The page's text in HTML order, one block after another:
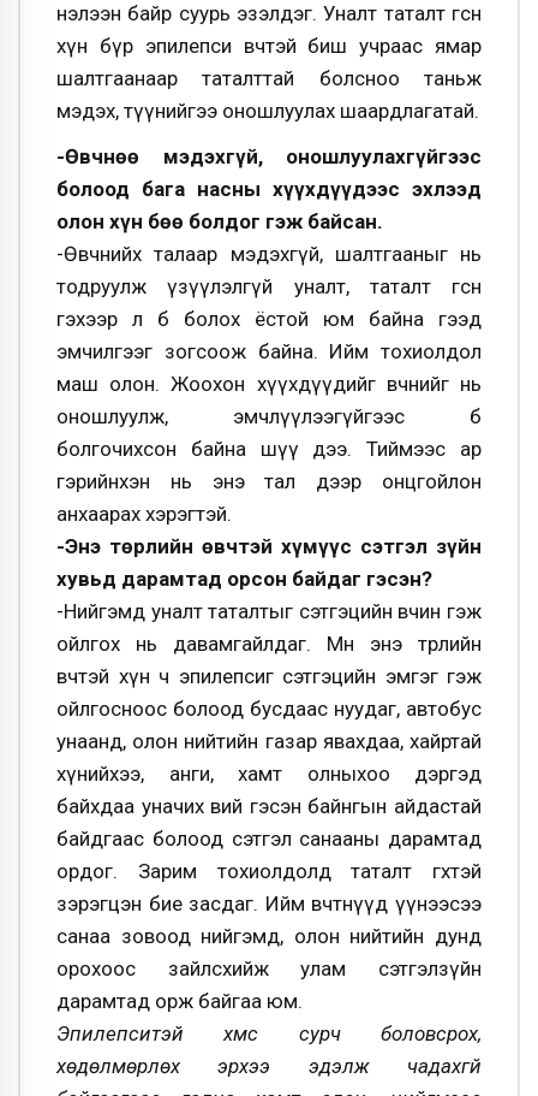
нэлээн байр суурь эзэлдэг. Уналт таталт өгсөн
хүн бүр эпилепси өвчтэй биш учраас ямар
шалтгаанаар таталттай болсноо таньж
мэдэх, түүнийгээ оношлуулах шаардлагатай.
-Өвчнөө мэдэхгүй, оношлуулахгүйгээс
болоод бага насны хүүхдүүдээс эхлээд
олон хүн бөө болдог гэж байсан.
-Өвчнийхөө талаар мэдэхгүй, шалтгааныг нь
тодруулж үзүүлэлгүй уналт, таталт өгсөн
гэхээр л бөө болох ёстой юм байна гээд
эмчилгээг зогсоож байна. Ийм тохиолдол
маш олон. Жоохон хүүхдүүдийг өвчнийг нь
оношлуулж, эмчлүүлээгүйгээс бөө
болгочихсон байна шүү дээ. Тиймээс ар
гэрийнхэн нь энэ тал дээр онцгойлон
анхаарах хэрэгтэй.
-Энэ төрлийн өвчтэй хүмүүс сэтгэл зүйн
хувьд дарамтад орсон байдаг гэсэн?
-Нийгэмд уналт таталтыг сэтгэцийн өвчин гэж
ойлгох нь давамгайлдаг. Мөн энэ төрлийн
өвчтэй хүн ч эпилепсиг сэтгэцийн эмгэг гэж
ойлгосноос болоод бусдаас нуудаг, автобус
унаанд, олон нийтийн газар явахдаа, хайртай
хүнийхээ, анги, хамт олныхоо дэргэд
байхдаа уначих вий гэсэн байнгын айдастай
байдгаас болоод сэтгэл санааны дарамтад
ордог. Зарим тохиолдолд таталт өгөхтэй
зэрэгцэн бие засдаг. Ийм өвчтөнүүд үүнээсээ
санаа зовоод нийгэмд, олон нийтийн дунд
орохоос зайлсхийж улам сэтгэлзүйн
дарамтад орж байгаа юм.
Эпилепситэй хүмүүс сурч боловсрох,
хөдөлмөрлөх эрхээ эдэлж чадахгүй